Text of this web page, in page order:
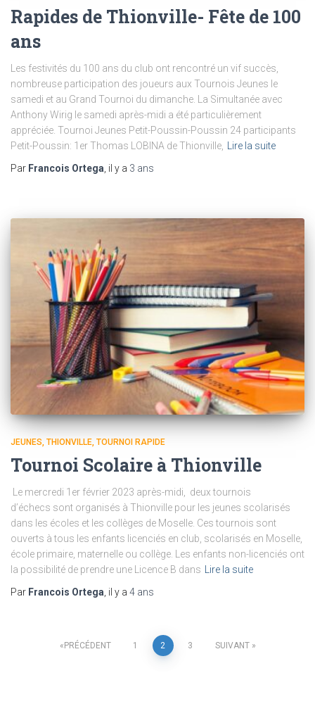
Rapides de Thionville- Fête de 100
ans
Les festivités du 100 ans du club ont rencontré un vif succès,
nombreuse participation des joueurs aux Tournois Jeunes le
samedi et au Grand Tournoi du dimanche. La Simultanée avec
Anthony Wirig le samedi après-midi a été particulièrement
appréciée. Tournoi Jeunes Petit-Poussin-Poussin 24 participants
Petit-Poussin: 1er Thomas LOBINA de Thionville,
Lire la suite
Par Francois Ortega , il y a 3 ans
JEUNES THIONVILLE TOURNOI RAPIDE
Tournoi Scolaire à Thionville
Le mercredi 1er février 2023 après-midi, deux tournois
d’échecs sont organisés à Thionville pour les jeunes scolarisés
dans les écoles et les collèges de Moselle. Ces tournois sont
ouverts à tous les enfants licenciés en club, scolarisés en Moselle,
école primaire, maternelle ou collège. Les enfants non-licenciés ont
la possibilité de prendre une Licence B dans Lire la suite
Par Francois Ortega , il y a 4 ans
Pagination
PRÉCÉDENT 1 2 3 SUIVANT